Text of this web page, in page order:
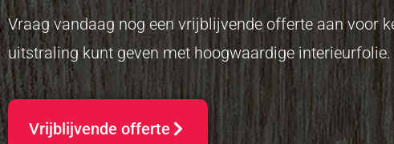
Vraag vandaag nog een vrijblijvende offerte aan voor
uitstraling kunt geven met hoogwaardige interieurfolie.
Vrijblijvende offerte